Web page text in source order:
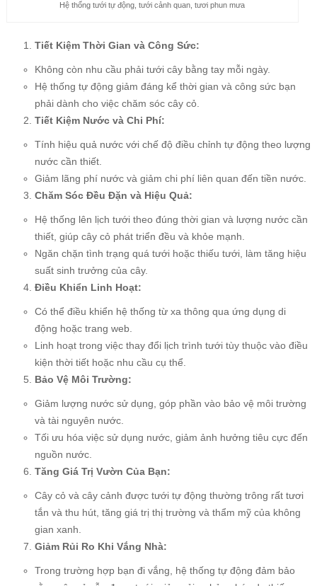
Hệ thống tưới tự động, tưới cảnh quan, tươi phun mưa
Tiết Kiệm Thời Gian và Công Sức:
Không còn nhu cầu phải tưới cây bằng tay mỗi ngày.
Hệ thống tự động giảm đáng kể thời gian và công sức bạn
phải dành cho việc chăm sóc cây cỏ.
Tiết Kiệm Nước và Chi Phí:
Tính hiệu quả nước với chế độ điều chỉnh tự động theo lượng
nước cần thiết.
Giảm lãng phí nước và giảm chi phí liên quan đến tiền nước.
Chăm Sóc Đều Đặn và Hiệu Quả:
Hệ thống lên lịch tưới theo đúng thời gian và lượng nước cần
thiết, giúp cây cỏ phát triển đều và khỏe mạnh.
Ngăn chặn tình trạng quá tưới hoặc thiếu tưới, làm tăng hiệu
suất sinh trưởng của cây.
Điều Khiển Linh Hoạt:
Có thể điều khiển hệ thống từ xa thông qua ứng dụng di
động hoặc trang web.
Linh hoạt trong việc thay đổi lịch trình tưới tùy thuộc vào điều
kiện thời tiết hoặc nhu cầu cụ thể.
Bảo Vệ Môi Trường:
Giảm lượng nước sử dụng, góp phần vào bảo vệ môi trường
và tài nguyên nước.
Tối ưu hóa việc sử dụng nước, giảm ảnh hưởng tiêu cực đến
nguồn nước.
Tăng Giá Trị Vườn Của Bạn:
Cây cỏ và cây cảnh được tưới tự động thường trông rất tươi
tắn và thu hút, tăng giá trị thị trường và thẩm mỹ của không
gian xanh.
Giảm Rủi Ro Khi Vắng Nhà:
Trong trường hợp bạn đi vắng, hệ thống tự động đảm bảo